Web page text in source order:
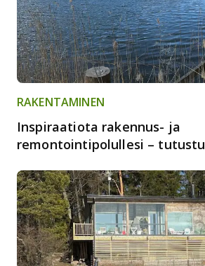
RAKENTAMINEN
Inspiraatiota rakennus- ja
remontointipolullesi – tutustu